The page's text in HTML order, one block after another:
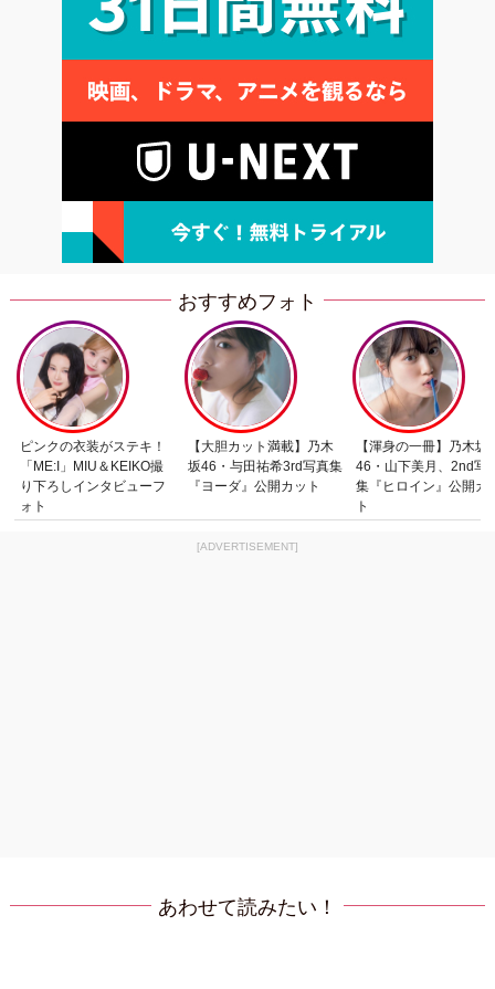
おすすめフォト
ピンクの衣装がステキ！
「ME:I」MIU＆KEIKO撮
り下ろしインタビューフ
ォト
【大胆カット満載】乃木
坂46・与田祐希3rd写真集
『ヨーダ』公開カット
【渾身の一冊】乃木坂
46・山下美月、2nd写
集『ヒロイン』公開カ
ト
[ADVERTISEMENT]
あわせて読みたい！